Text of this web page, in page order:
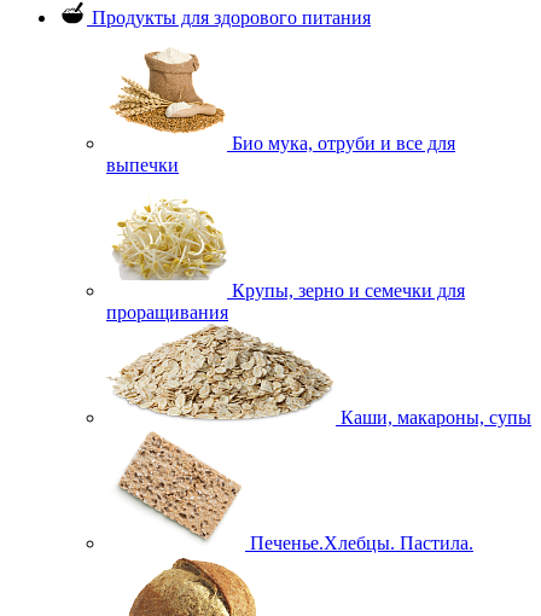
Продукты для здорового питания
Био мука, отруби и все для
выпечки
Крупы, зерно и семечки для
проращивания
Каши, макароны, супы
Печенье.Хлебцы. Пастила.